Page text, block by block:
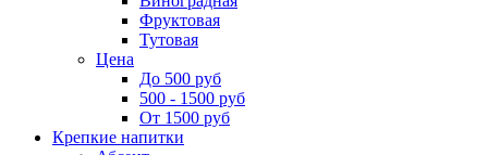
Фруктовая
Тутовая
Цена
До 500 руб
500 - 1500 руб
От 1500 руб
Крепкие напитки